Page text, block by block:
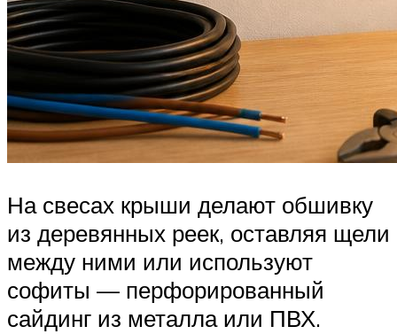
На свесах крыши делают обшивку
из деревянных реек, оставляя щели
между ними или используют
софиты — перфорированный
сайдинг из металла или ПВХ.